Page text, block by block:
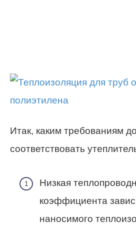
Итак, каким требованиям
соответствовать
Низкая
коэффициента
наносимого